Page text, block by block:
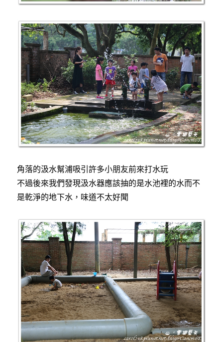
角落的汲水幫浦吸引許多小朋友前來打水玩
不過後來我們發現汲水器應該抽的是水池裡的水而不
是乾淨的地下水，味道不太好聞